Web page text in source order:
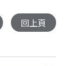
回上頁